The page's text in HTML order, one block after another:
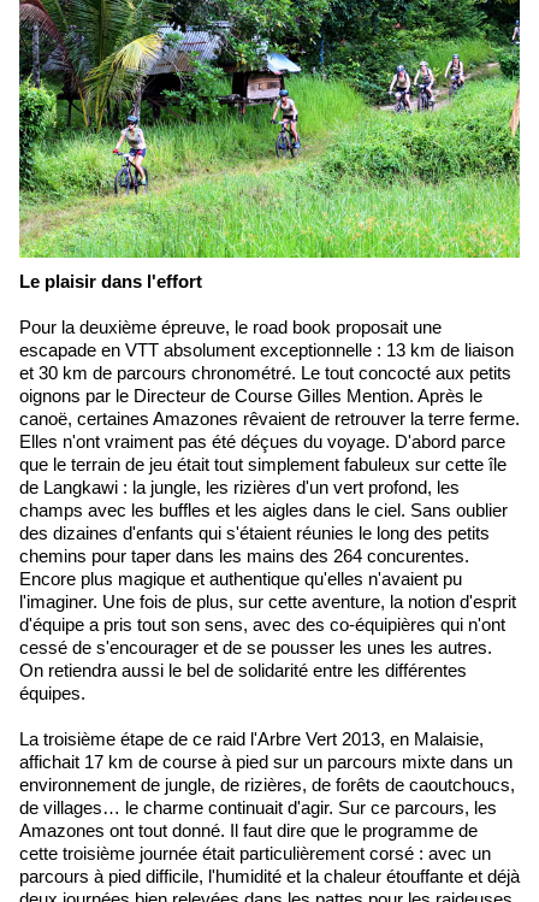
Le plaisir dans l'effort
Pour la deuxième épreuve, le road book proposait une
escapade en VTT absolument exceptionnelle : 13 km de liaison
et 30 km de parcours chronométré. Le tout concocté aux petits
oignons par le Directeur de Course Gilles Mention. Après le
canoë, certaines Amazones rêvaient de retrouver la terre ferme.
Elles n'ont vraiment pas été déçues du voyage. D'abord parce
que le terrain de jeu était tout simplement fabuleux sur cette île
de Langkawi : la jungle, les rizières d'un vert profond, les
champs avec les buffles et les aigles dans le ciel. Sans oublier
des dizaines d'enfants qui s'étaient réunies le long des petits
chemins pour taper dans les mains des 264 concurentes.
Encore plus magique et authentique qu'elles n'avaient pu
l'imaginer. Une fois de plus, sur cette aventure, la notion d'esprit
d'équipe a pris tout son sens, avec des co-équipières qui n'ont
cessé de s'encourager et de se pousser les unes les autres.
On retiendra aussi le bel de solidarité entre les différentes
équipes.
La troisième étape de ce raid l'Arbre Vert 2013, en Malaisie,
affichait 17 km de course à pied sur un parcours mixte dans un
environnement de jungle, de rizières, de forêts de caoutchoucs,
de villages… le charme continuait d'agir. Sur ce parcours, les
Amazones ont tout donné. Il faut dire que le programme de
cette troisième journée était particulièrement corsé : avec un
parcours à pied difficile, l'humidité et la chaleur étouffante et déjà